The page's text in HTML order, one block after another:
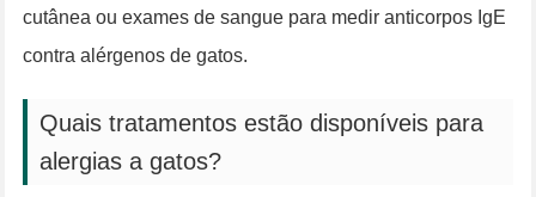
cutânea ou exames de sangue para medir anticorpos IgE
contra alérgenos de gatos.
Quais tratamentos estão disponíveis para
alergias a gatos?